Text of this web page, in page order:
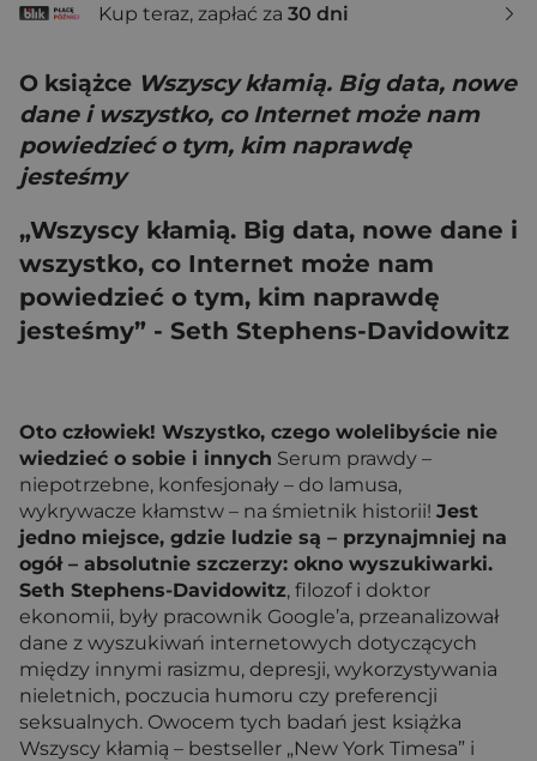
Kup teraz, zapłać za 30 dni
O książce Wszyscy kłamią. Big data, nowe
dane i wszystko, co Internet może nam
powiedzieć o tym, kim naprawdę
jesteśmy
„Wszyscy kłamią. Big data, nowe dane i
wszystko, co Internet może nam
powiedzieć o tym, kim naprawdę
jesteśmy” - Seth Stephens-Davidowitz
Oto człowiek! Wszystko, czego wolelibyście nie
wiedzieć o sobie i innych Serum prawdy –
niepotrzebne, konfesjonały – do lamusa,
wykrywacze kłamstw – na śmietnik historii! Jest
jedno miejsce, gdzie ludzie są – przynajmniej na
ogół – absolutnie szczerzy: okno wyszukiwarki.
Seth Stephens-Davidowitz, filozof i doktor
ekonomii, były pracownik Google’a, przeanalizował
dane z wyszukiwań internetowych dotyczących
między innymi rasizmu, depresji, wykorzystywania
nieletnich, poczucia humoru czy preferencji
seksualnych. Owocem tych badań jest książka
Wszyscy kłamią – bestseller „New York Timesa” i